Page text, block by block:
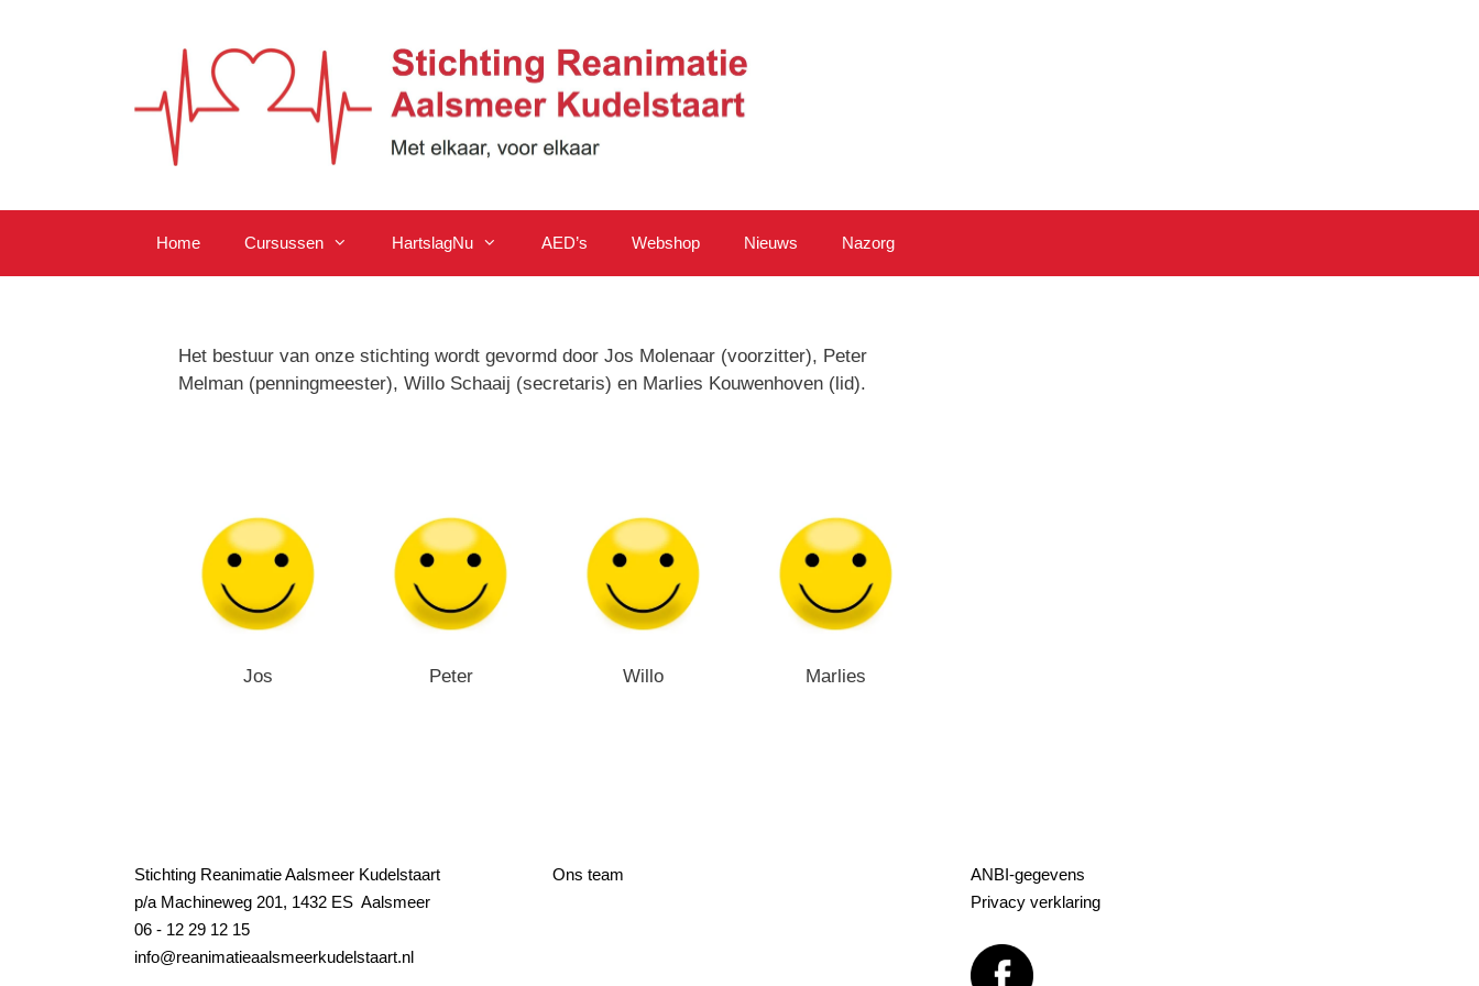
Home Cursussen HartslagNu AED’s Webshop Nieuws Nazorg
Het bestuur van onze stichting wordt gevormd door Jos Molenaar (voorzitter), Peter
Melman (penningmeester), Willo Schaaij (secretaris) en Marlies Kouwenhoven (lid).
Jos Peter Willo Marlies
Stichting Reanimatie Aalsmeer Kudelstaart
p/a Machineweg 201, 1432 ES Aalsmeer
06 - 12 29 12 15
info@reanimatieaalsmeerkudelstaart.nl
Ons team
ANBI-gegevens
Privacy verklaring